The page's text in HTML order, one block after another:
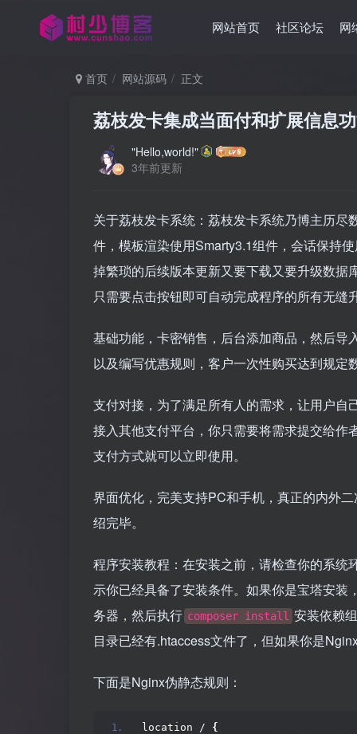
网站首页 社区论坛 网
首页 网站源码 正文
荔枝发卡集成当面付和扩展信息
"Hello,world!"
3年前更新
关于荔枝发卡系统：荔枝发卡系统乃博主历
件，模板渲染使用Smarty3.1组件，会话保持
掉繁琐的后续版本更新又要下载又要升级数
只需要点击按钮即可自动完成程序的所有无缝
基础功能，卡密销售，后台添加商品，然后
以及编写优惠规则，客户一次性购买达到规定
支付对接，为了满足所有人的需求，让用户
接入其他支付平台，你只需要将需求提交给
支付方式就可以立即使用。
界面优化，完美支持PC和手机，真正的内外
绍完毕。
程序安装教程：在安装之前，请检查你的系统
示你已经具备了安装条件。如果你是宝塔安装
务器，然后执行 composer install 安装依赖
目录已经有.htaccess文件了，但如果你是
下面是Nginx伪静态规则：
location / {